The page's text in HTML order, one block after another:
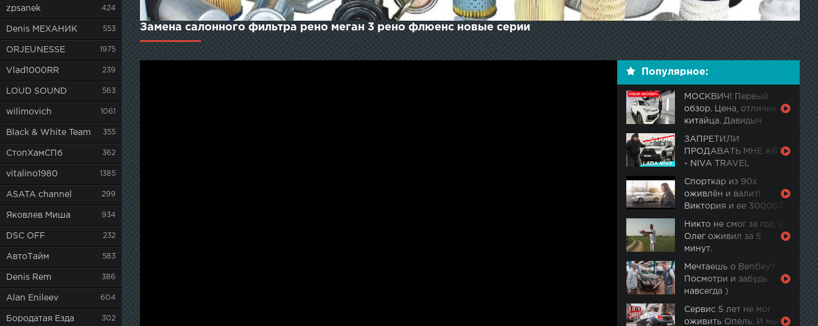
zpsanek 424
Denis МЕХАНИК 553
ORJEUNESSE 1975
Vlad1000RR 239
LOUD SOUND 563
wilimovich 1061
Black & White Team 355
СтопХамСПб 362
vitalino1980 1385
ASATA channel 299
Яковлев Миша 934
DSC OFF 232
АвтоТайм 583
Denis Rem 386
Alan Enileev 604
Бородатая Езда 302
Замена салонного фильтра рено меган 3 рено флюенс новые серии
Популярное:
МОСКВИЧ! Первый
обзор. Цена, отличие от
китайца. Давидыч
ЗАПРЕТИЛИ
ПРОДАВАТЬ МНЕ АВТО
- NIVA TRAVEL
Спорткар из 90х
оживлён и валит!
Виктория и ее 3000GT.
Никто не смог за год, а
Олег оживил за 5
минут.
Мечтаешь о Bentley?
Посмотри и забудь
навсегда )
Сервис 5 лет не мог
оживить Опель. И мы